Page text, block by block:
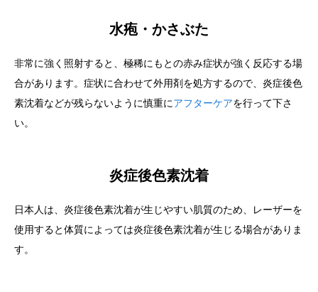
水疱・かさぶた
非常に強く照射すると、極稀にもとの赤み症状が強く反応する場
合があります。症状に合わせて外用剤を処方するので、炎症後色
素沈着などが残らないように慎重にアフターケアを行って下さ
い。
炎症後色素沈着
日本人は、炎症後色素沈着が生じやすい肌質のため、レーザーを
使用すると体質によっては炎症後色素沈着が生じる場合がありま
す。